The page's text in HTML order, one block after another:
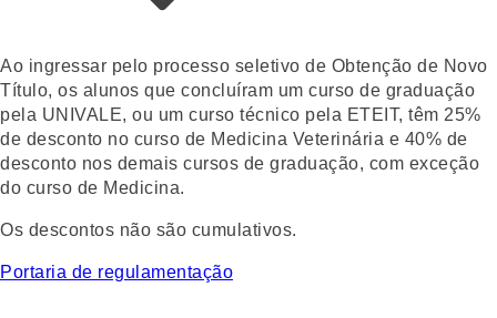
Ao ingressar pelo processo seletivo de Obtenção de Novo
Título, os alunos que concluíram um curso de graduação
pela UNIVALE, ou um curso técnico pela ETEIT, têm 25%
de desconto no curso de Medicina Veterinária e 40% de
desconto nos demais cursos de graduação, com exceção
do curso de Medicina.
Os descontos não são cumulativos.
Portaria de regulamentação